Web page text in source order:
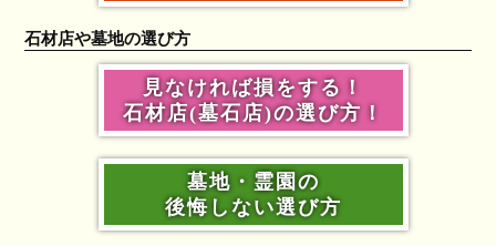
石材店や墓地の選び方
見なければ損をする！
石材店(墓石店)の選び方！
墓地・霊園の
後悔しない選び方